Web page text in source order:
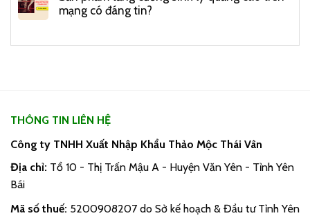
mạng có đáng tin?
THÔNG TIN LIÊN HỆ
Công ty TNHH Xuất Nhập Khẩu Thảo Mộc Thái Vân
Địa chỉ: Tổ 10 - Thị Trấn Mậu A - Huyện Văn Yên - Tỉnh Yên
Bái
Mã số thuế: 5200908207 do Sở kế hoạch & Đầu tư Tỉnh Yên